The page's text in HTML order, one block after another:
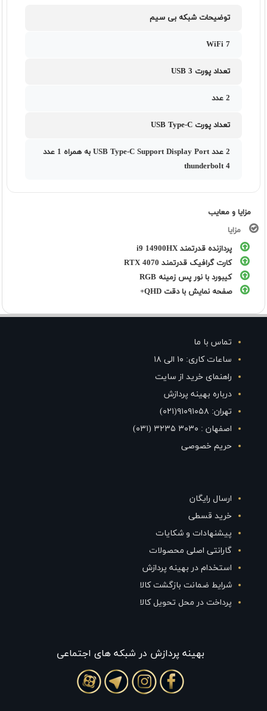
توضیحات شبکه بی سیم
WiFi 7
تعداد پورت USB 3
2 عدد
تعداد پورت USB Type-C
2 عدد USB Type-C Support Display Port به همراه 1 عدد
thunderbolt 4
مزایا و معایب
مزایا
پردازنده قدرتمند i9 14900HX
کارت گرافیک قدرتمند RTX 4070
کیبورد با نور پس زمینه RGB
صفحه نمایش با دقت QHD+
تماس با ما
ساعات کاری: ۱۰ الی ۱۸
راهنمای خرید از سایت
درباره بهینه پردازش
تهران: ۹۱۰۹۱۰۵۸(۰۲۱)
اصفهان : ۳۰۳۰ ۳۲۳۵ (۰۳۱)
حریم خصوصی
ارسال رایگان
خرید قسطی
پیشنهادات و شکایات
گارانتی اصلی محصولات
استخدام در بهینه پردازش
شرایط ضمانت بازگشت کالا
پرداخت در محل تحویل کالا
بهينه پردازش در شبکه های اجتماعی